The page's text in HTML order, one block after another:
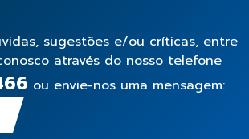
sugestões e/ou críticas, entre
através do nosso telefone
ou envie-nos uma mensagem: